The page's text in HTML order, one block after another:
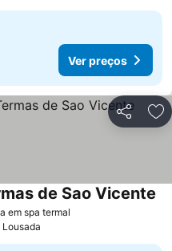
Ver preços
Partilhar
em spa termal
de Sao Vicente
Lousada